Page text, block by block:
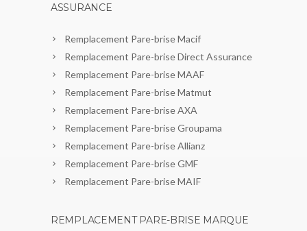
ASSURANCE
Remplacement Pare-brise Macif
Remplacement Pare-brise Direct Assurance
Remplacement Pare-brise MAAF
Remplacement Pare-brise Matmut
Remplacement Pare-brise AXA
Remplacement Pare-brise Groupama
Remplacement Pare-brise Allianz
Remplacement Pare-brise GMF
Remplacement Pare-brise MAIF
REMPLACEMENT PARE-BRISE MARQUE